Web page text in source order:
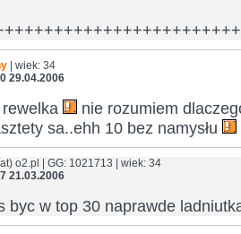
| wiek: 34
29.04.2006
nie rozumiem
sa..ehh 10 bez namysłu
o2.pl | GG: 1021713 | wiek: 34
21.03.2006
byc w top 30 naprawde